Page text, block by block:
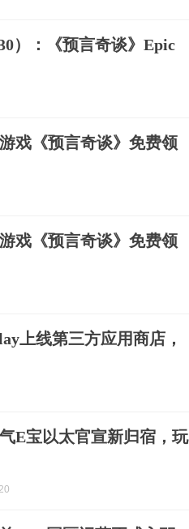
）：《预言奇谈》Epic
戏《预言奇谈》免费领
戏《预言奇谈》免费领
上线第三方应用商店，
E宝以太官宣新归宿，玩